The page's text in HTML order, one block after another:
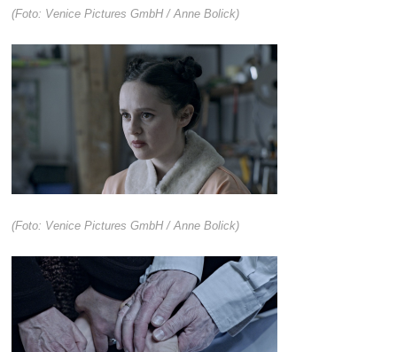
(Foto: Venice Pictures GmbH / Anne Bolick)
(Foto: Venice Pictures GmbH / Anne Bolick)